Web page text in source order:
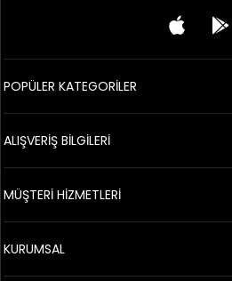
POPÜLER KATEGORİLER
ALIŞVERİŞ BİLGİLERİ
MÜŞTERİ HİZMETLERİ
KURUMSAL